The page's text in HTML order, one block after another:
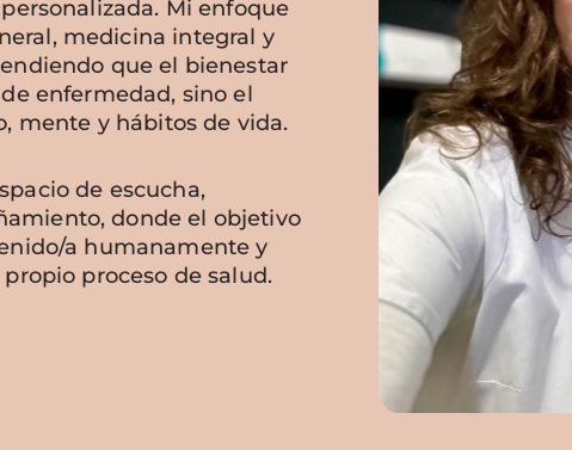
Mi enfoque
medicina integral y
que el bienestar
enfermedad, sino el
mente y hábitos de vida.
de escucha,
donde el objetivo
a humanamente y
proceso de salud.